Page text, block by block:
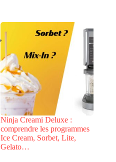
Ninja Creami Deluxe :
comprendre les programmes
Ice Cream, Sorbet, Lite,
Gelato…